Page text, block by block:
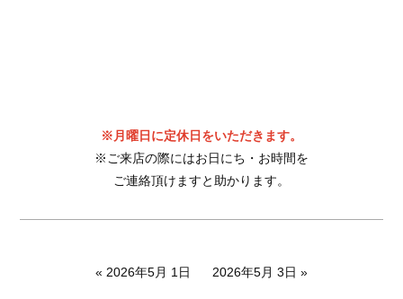
※月曜日に定休日をいただきます。
※ご来店の際にはお日にち・お時間を
ご連絡頂けますと助かります。
2026年5月 1日 2026年5月 3日